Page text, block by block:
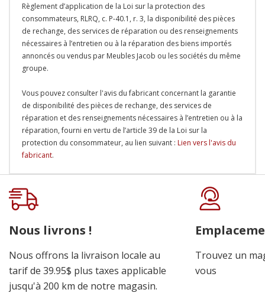
Règlement d’application de la Loi sur la protection des
consommateurs, RLRQ, c. P-40.1, r. 3, la disponibilité des pièces
de rechange, des services de réparation ou des renseignements
nécessaires à l’entretien ou à la réparation des biens importés
annoncés ou vendus par Meubles Jacob ou les sociétés du même
groupe.
Vous pouvez consulter l'avis du fabricant concernant la garantie
de disponibilité des pièces de rechange, des services de
réparation et des renseignements nécessaires à l’entretien ou à la
réparation, fourni en vertu de l’article 39 de la Loi sur la
protection du consommateur, au lien suivant : Lien vers l'avis du
fabricant.
Onglet
personnalisé
Nous livrons !
Nous offrons la livraison locale au
tarif de 39.95$ plus taxes applicable
jusqu'à 200 km de notre magasin.
Trouvez un
vous